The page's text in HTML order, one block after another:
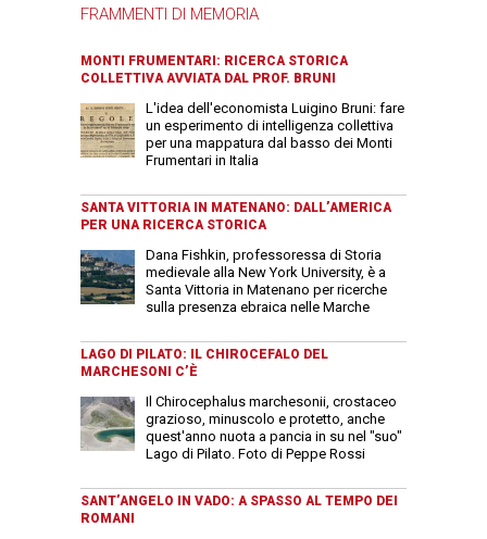
FRAMMENTI DI MEMORIA
MONTI FRUMENTARI: RICERCA STORICA
COLLETTIVA AVVIATA DAL PROF. BRUNI
L'idea dell'economista Luigino Bruni: fare
un esperimento di intelligenza collettiva
per una mappatura dal basso dei Monti
Frumentari in Italia
SANTA VITTORIA IN MATENANO: DALL’AMERICA
PER UNA RICERCA STORICA
Dana Fishkin, professoressa di Storia
medievale alla New York University, è a
Santa Vittoria in Matenano per ricerche
sulla presenza ebraica nelle Marche
LAGO DI PILATO: IL CHIROCEFALO DEL
MARCHESONI C’È
Il Chirocephalus marchesonii, crostaceo
grazioso, minuscolo e protetto, anche
quest'anno nuota a pancia in su nel "suo"
Lago di Pilato. Foto di Peppe Rossi
SANT’ANGELO IN VADO: A SPASSO AL TEMPO DEI
ROMANI